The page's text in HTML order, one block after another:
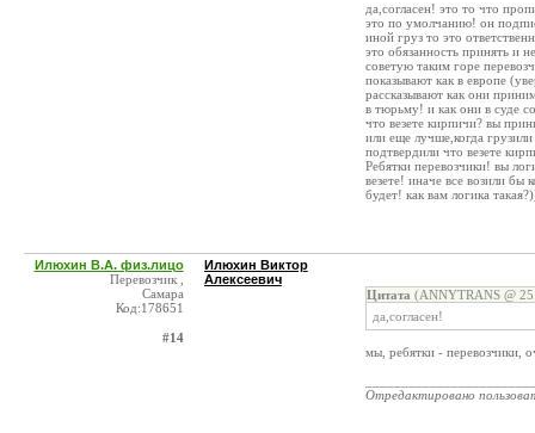
да,согласен! это то что
это по умолчанию! он
иной груз то это
это обязанность принять и
советую таким горе
показывают как в европе
рассказывают как они
в тюрьму! и как они в суде
что везете кирпичи? вы
или еще лучше,когда
подтвердили что везете
Ребятки перевозчики! вы
везете! иначе все возили бы
будет! как вам логика
Илюхин В.А. физ.лицо
Перевозчик ,
Самара
Код:178651
#14
Илюхин Виктор
Алексеевич
Цитата (ANNYTRANS @
да,согласен!
мы, ребятки - перевозчики,
Отредактировано